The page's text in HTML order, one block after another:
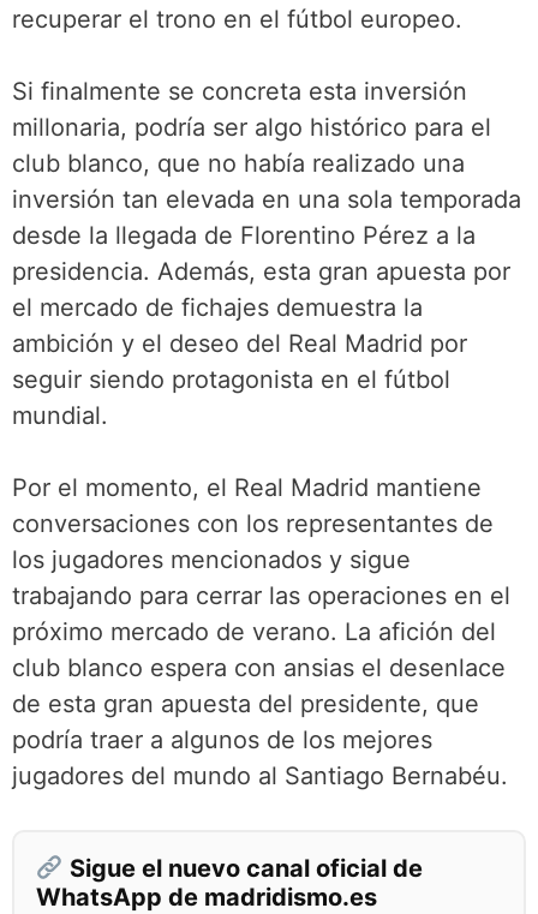
recuperar el trono en el fútbol europeo.
Si finalmente se concreta esta inversión
millonaria, podría ser algo histórico para el
club blanco, que no había realizado una
inversión tan elevada en una sola temporada
desde la llegada de Florentino Pérez a la
presidencia. Además, esta gran apuesta por
el mercado de fichajes demuestra la
ambición y el deseo del Real Madrid por
seguir siendo protagonista en el fútbol
mundial.
Por el momento, el Real Madrid mantiene
conversaciones con los representantes de
los jugadores mencionados y sigue
trabajando para cerrar las operaciones en el
próximo mercado de verano. La afición del
club blanco espera con ansias el desenlace
de esta gran apuesta del presidente, que
podría traer a algunos de los mejores
jugadores del mundo al Santiago Bernabéu.
Sigue el nuevo canal oficial de
WhatsApp de madridismo.es